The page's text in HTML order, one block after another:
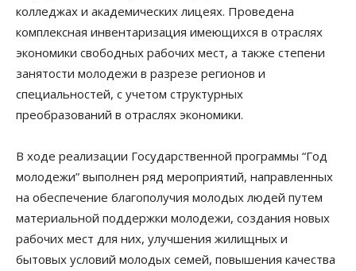
колледжах и академических лицеях. Проведена
комплексная инвентаризация имеющихся в отраслях
экономики свободных рабочих мест, а также степени
занятости молодежи в разрезе регионов и
специальностей, с учетом структурных
преобразований в отраслях экономики.
В ходе реализации Государственной программы “Год
молодежи” выполнен ряд мероприятий, направленных
на обеспечение благополучия молодых людей путем
материальной поддержки молодежи, создания новых
рабочих мест для них, улучшения жилищных и
бытовых условий молодых семей, повышения качества